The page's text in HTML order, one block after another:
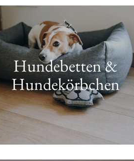
Hundebetten &
Hundekörbchen